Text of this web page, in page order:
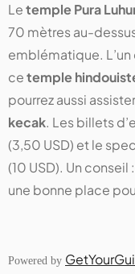
Letemple Pura
70 mètres au-
emblématique.
cetemple
pourrez aussi
kecak. Les billets
(3,50 USD) et le
(10 USD). Un conseil
une bonne place
Powered by